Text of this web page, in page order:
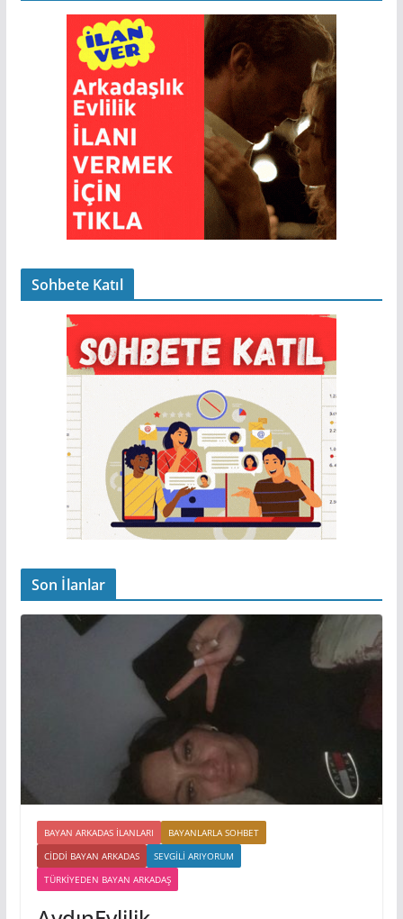
Sohbete Katıl
Son İlanlar
BAYAN ARKADAS ILANLARI
BAYANLARLA SOHBET
CIDDI BAYAN ARKADAS
SEVGILI ARIYORUM
TÜRKIYEDEN BAYAN ARKADAŞ